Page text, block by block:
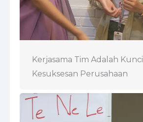
Kerjasama Tim Adalah Kunci
Kesuksesan Perusahaan